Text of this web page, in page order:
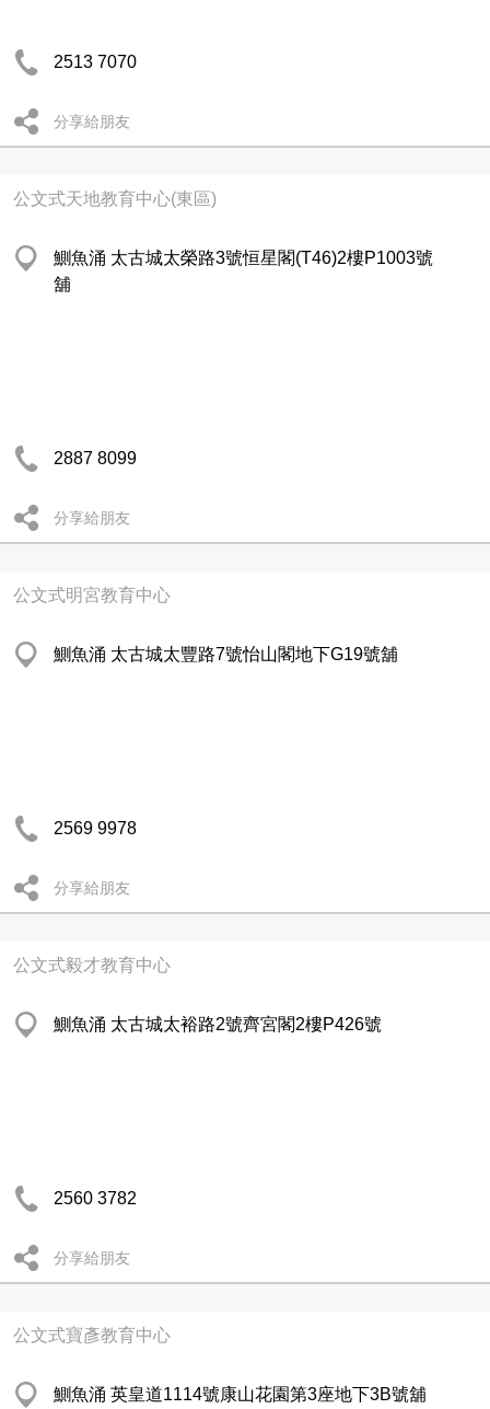
2513 7070
分享給朋友
公文式天地教育中心(東區)
鰂魚涌 太古城太榮路3號恒星閣(T46)2樓P1003號
舖
2887 8099
分享給朋友
公文式明宮教育中心
鰂魚涌 太古城太豐路7號怡山閣地下G19號舖
2569 9978
分享給朋友
公文式毅才教育中心
鰂魚涌 太古城太裕路2號齊宮閣2樓P426號
2560 3782
分享給朋友
公文式寶彥教育中心
鰂魚涌 英皇道1114號康山花園第3座地下3B號舖